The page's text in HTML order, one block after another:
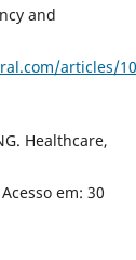
and
articles/
Healthcare,
em: 30